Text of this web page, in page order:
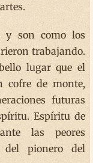
y son como los
trabajando.
lugar que el
cofre de monte,
futuras
Espíritu de
las peores
del pionero del